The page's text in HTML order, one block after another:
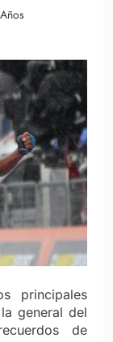
principales
general del
de